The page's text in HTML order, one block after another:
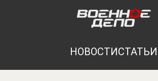
НОВОСТИСТАТЬИ